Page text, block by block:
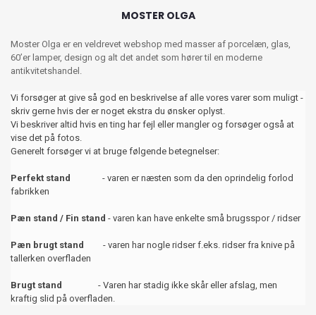
MOSTER OLGA
Moster Olga er en veldrevet webshop med masser af porcelæn, glas,
60’er lamper, design og alt det andet som hører til en moderne
antikvitetshandel.
Vi forsøger at give så god en beskrivelse af alle vores varer som muligt -
skriv gerne hvis der er noget ekstra du ønsker oplyst.
Vi beskriver altid hvis en ting har fejl eller mangler og forsøger også at
vise det på fotos.
Generelt forsøger vi at bruge følgende betegnelser:
Perfekt stand - varen er næsten som da den oprindelig forlod
fabrikken
Pæn stand / Fin stand - varen kan have enkelte små brugsspor / ridser
Pæn brugt stand
- varen har nogle ridser f.eks. ridser fra knive på
tallerken overfladen
Brugt stand
- Varen har stadig ikke skår eller afslag, men
kraftig slid på overfladen.